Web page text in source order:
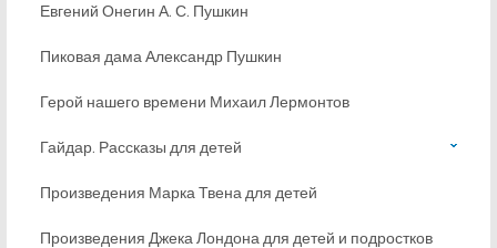
Евгений Онегин А. С. Пушкин
Пиковая дама Александр Пушкин
Герой нашего времени Михаил Лермонтов
Гайдар. Рассказы для детей
Произведения Марка Твена для детей
Произведения Джека Лондона для детей и подростков